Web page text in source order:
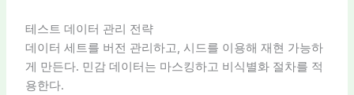
테스트 데이터 관리 전략
데이터 세트를 버전 관리하고, 시드를 이용해 재현 가능하
게 만든다. 민감 데이터는 마스킹하고 비식별화 절차를 적
용한다.